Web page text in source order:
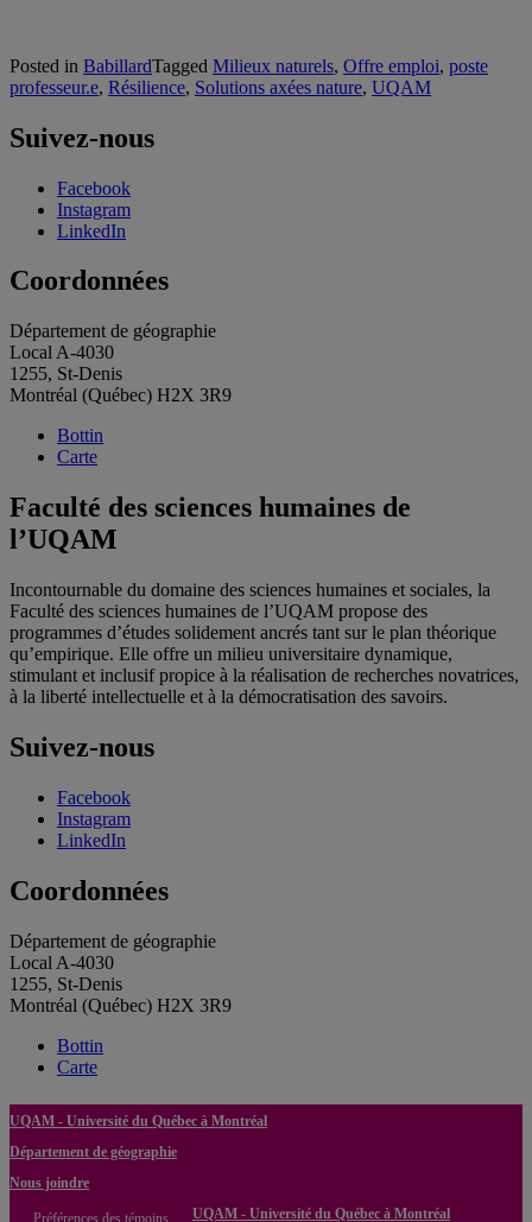
Posted in BabillardTagged Milieux naturels, Offre emploi, poste
professeur.e, Résilience, Solutions axées nature, UQAM
Suivez-nous
Facebook
Instagram
LinkedIn
Coordonnées
Département de géographie
Local A-4030
1255, St-Denis
Montréal (Québec) H2X 3R9
Bottin
Carte
Faculté des sciences humaines de
l’UQAM
Incontournable du domaine des sciences humaines et sociales, la
Faculté des sciences humaines de l’UQAM propose des
programmes d’études solidement ancrés tant sur le plan théorique
qu’empirique. Elle offre un milieu universitaire dynamique,
stimulant et inclusif propice à la réalisation de recherches novatrices,
à la liberté intellectuelle et à la démocratisation des savoirs.
Suivez-nous
Facebook
Instagram
LinkedIn
Coordonnées
Département de géographie
Local A-4030
1255, St-Denis
Montréal (Québec) H2X 3R9
Bottin
Carte
UQAM - Université du Québec à Montréal
Département de géographie
Nous joindre
Préférences des témoins UQAM - Université du Québec à Montréal